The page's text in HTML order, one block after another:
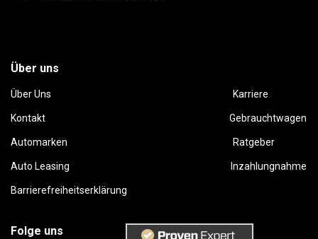
Über uns
Über Uns Karriere
Kontakt Gebrauchtwagen
Automarken Ratgeber
Auto Leasing Inzahlungnahme
Barrierefreiheitserklärung
Folge uns